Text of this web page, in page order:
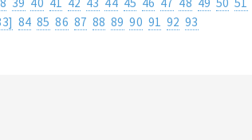
39 40 41 42 43 44 45 46 47 48 49 50 51
84 85 86 87 88 89 90 91 92 93